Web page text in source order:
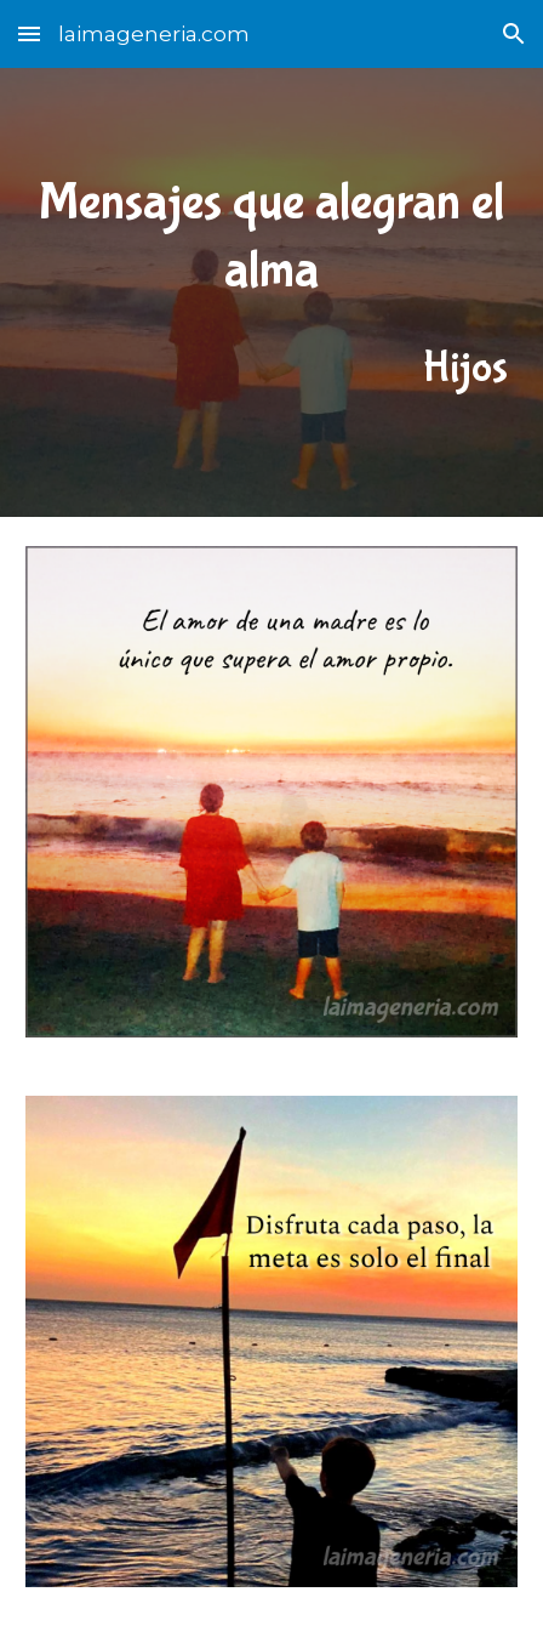
Skip to main content Skip to navigation
laimageneria.com
Mensajes que alegran el
alma
Hijos